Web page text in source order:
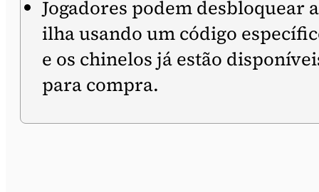
Jogadores podem desbloquear a
ilha usando um código
e os chinelos já estão
para compra.